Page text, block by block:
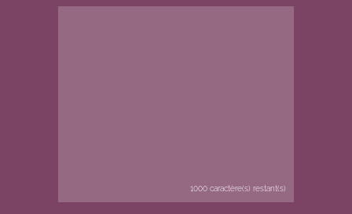
1000 caractère(s) restant(s)